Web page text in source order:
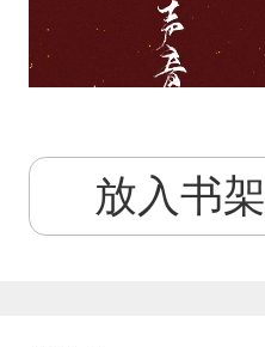
放入书架